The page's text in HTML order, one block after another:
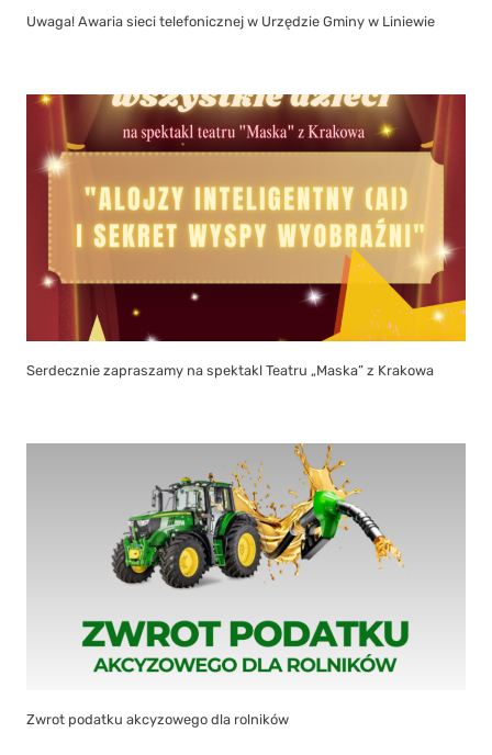
Uwaga! Awaria sieci telefonicznej w Urzędzie Gminy w Liniewie
Serdecznie zapraszamy na spektakl Teatru „Maska” z Krakowa
Zwrot podatku akcyzowego dla rolników